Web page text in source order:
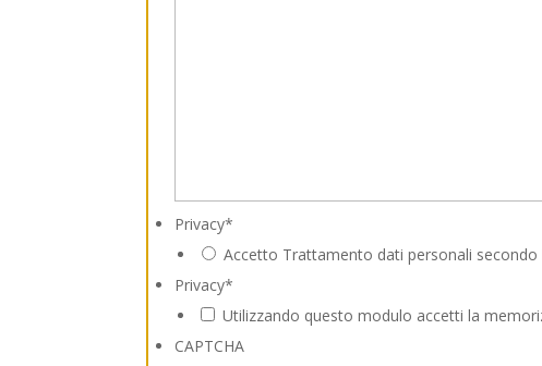
Privacy*
Accetto Trattamento dati personali
Privacy*
Utilizzando questo modulo accetti la
CAPTCHA